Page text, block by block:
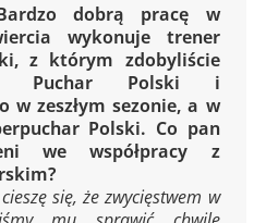
Bardzo dobrą pracę w
wykonuje trener
z którym zdobyliście
Puchar Polski i
w zeszłym sezonie, a w
Polski. Co pan
we współpracy z
się, że zwycięstwem w